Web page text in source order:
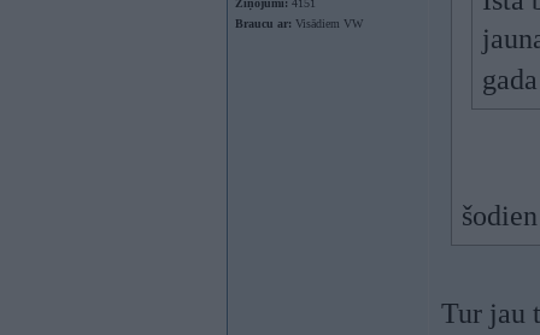
Ziņojumi: 4151
Braucu ar: Visādiem VW
Tur jau